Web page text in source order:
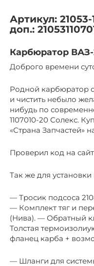
Артикул:
доп.:
Карбюратор ВАЗ-
Доброго времени
Родной карбюратор
и чистить небыло
нибудь по
1107010-20 Солекс.
«Страна Запчастей»
Проверил код на
Так же для
— Тросик подсоса
— Комплект тяг и
(Нива). — Обратный
Толстая
фланец карба +
— Шланги для